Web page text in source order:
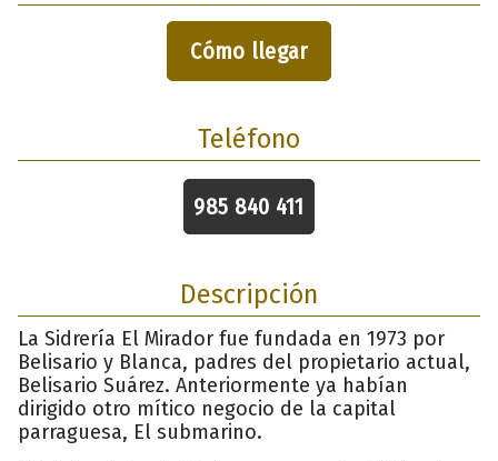
Cómo llegar
Teléfono
985 840 411
Descripción
La Sidrería El Mirador fue fundada en 1973 por
Belisario y Blanca, padres del propietario actual,
Belisario Suárez. Anteriormente ya habían
dirigido otro mítico negocio de la capital
parraguesa, El submarino.